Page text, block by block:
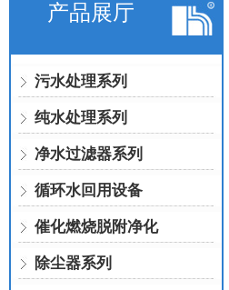
产品展厅
污水处理系列
纯水处理系列
净水过滤器系列
循环水回用设备
催化燃烧脱附净化
除尘器系列